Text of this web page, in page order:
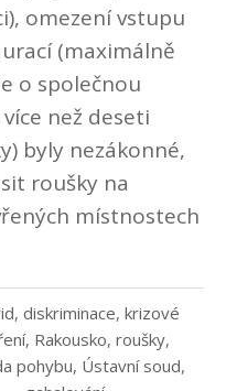
omezení vstupu
(maximálně
o společnou
než deseti
byly nezákonné,
roušky ​​na
místnostech
, diskriminace, krizové
, Rakousko, roušky,
pohybu, Ústavní soud,